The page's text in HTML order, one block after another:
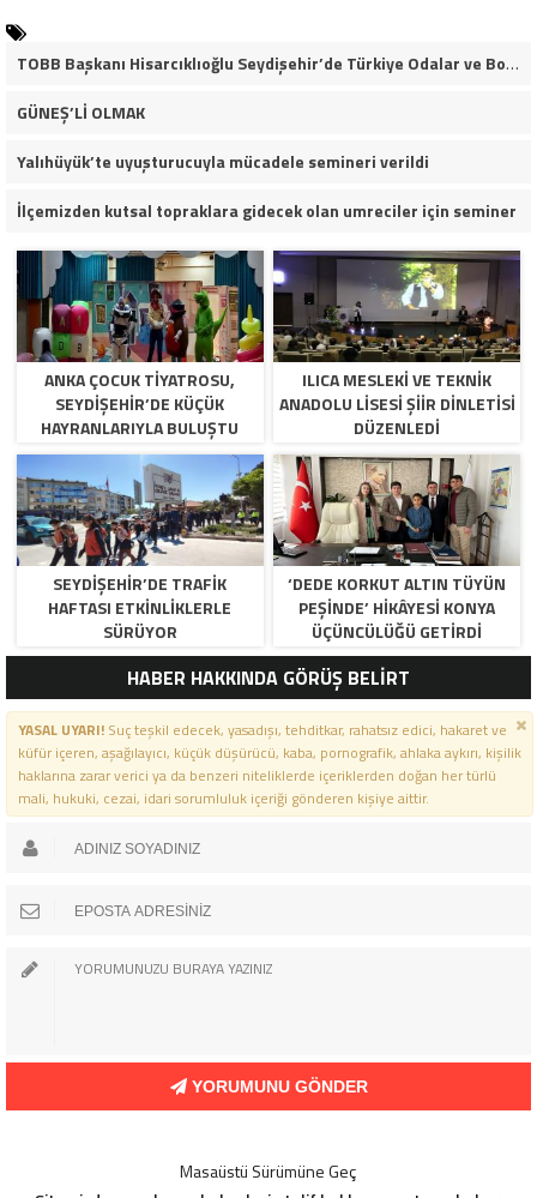
TOBB Başkanı Hisarcıklıoğlu Seydişehir’de Türkiye Odalar ve Borsalar Birliği Cumhuriyet İlkokulu’nun Açılışını Yaptı
GÜNEŞ’Lİ OLMAK
Yalıhüyük’te uyuşturucuyla mücadele semineri verildi
İlçemizden kutsal topraklara gidecek olan umreciler için seminer
ANKA ÇOCUK TIYATROSU,
SEYDIŞEHIR’DE KÜÇÜK
HAYRANLARIYLA BULUŞTU
ILICA MESLEKI VE TEKNIK
ANADOLU LISESI ŞIIR DINLETISI
DÜZENLEDI
SEYDIŞEHIR’DE TRAFIK
HAFTASI ETKINLIKLERLE
SÜRÜYOR
‘DEDE KORKUT ALTIN TÜYÜN
PEŞINDE’ HIKÂYESI KONYA
ÜÇÜNCÜLÜĞÜ GETIRDI
HABER HAKKINDA GÖRÜŞ BELİRT
YASAL UYARI!Suç teşkil edecek, yasadışı, tehditkar, rahatsız edici, hakaret ve
küfür içeren, aşağılayıcı, küçük düşürücü, kaba, pornografik, ahlaka aykırı, kişilik
haklarına zarar verici ya da benzeri niteliklerde içeriklerden doğan her türlü
mali, hukuki, cezai, idari sorumluluk içeriği gönderen kişiye aittir.
YORUMUNU GÖNDER
Masaüstü Sürümüne Geç